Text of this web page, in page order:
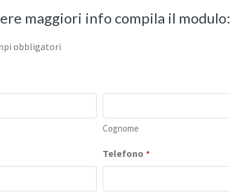
maggiori info compila il modulo:
obbligatori
Cognome
Telefono *